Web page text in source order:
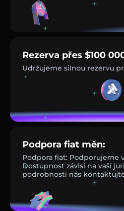
Rezerva přes $100
Udržujeme silnou rezervu
Podpora fiat měn:
Podpora fiat: Podporujeme
Dostupnost závisí na vaší
podrobnosti nás